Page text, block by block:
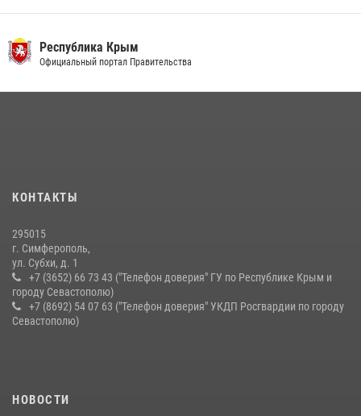
Росгвардейцы Крыма и Севастополя отметили День Крещения Руси
В крымской столице росгвардейцы задержали подозреваемую в
10 июля 2026, 15:10
Республика Крым
Официальный портал Правительства
КОНТАКТЫ
295015
г. Симферополь,
ул. Субхи, д. 1
+7 (3652) 66 73 43 ("Телефон доверия" ГУ по Республике Крым и
городу Севастополю)
+7 (8692) 54 07 63 ("Телефон доверия" УКДП Росгвардии по городу
Севастополю)
НОВОСТИ